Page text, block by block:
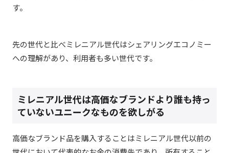
す。
先の世代と比べミレニアル世代はシェアリングエコノミー
への理解があり、利用者も多い世代です。
ミレニアル世代は高価なブランドより誰も持っ
ていないユニークなものを欲しがる
高価なブランド品を購入することはミレニアル世代以前の